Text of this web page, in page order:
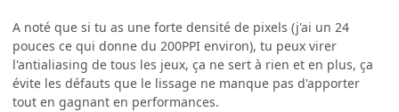
A noté que si tu as une forte densité de pixels (j'ai un 24
pouces ce qui donne du 200PPI environ), tu peux virer
l'antialiasing de tous les jeux, ça ne sert à rien et en plus, ça
évite les défauts que le lissage ne manque pas d'apporter
tout en gagnant en performances.